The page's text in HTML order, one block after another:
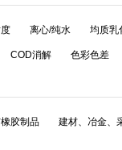
离心/纯水 均质乳
COD消解 色彩色差
胶制品 建材、冶金、